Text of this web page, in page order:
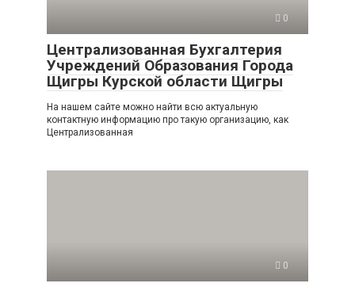
0
Централизованная Бухгалтерия
Учреждений Образования Города
Щигры Курской области Щигры
На нашем сайте можно найти всю актуальную
контактную информацию про такую организацию, как
Централизованная
0